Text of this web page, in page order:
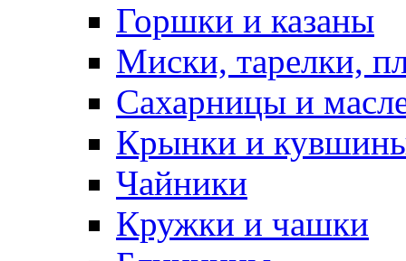
Горшки и казаны
Миски, тарелки,
Сахарницы и
Крынки и
Чайники
Кружки и чашки